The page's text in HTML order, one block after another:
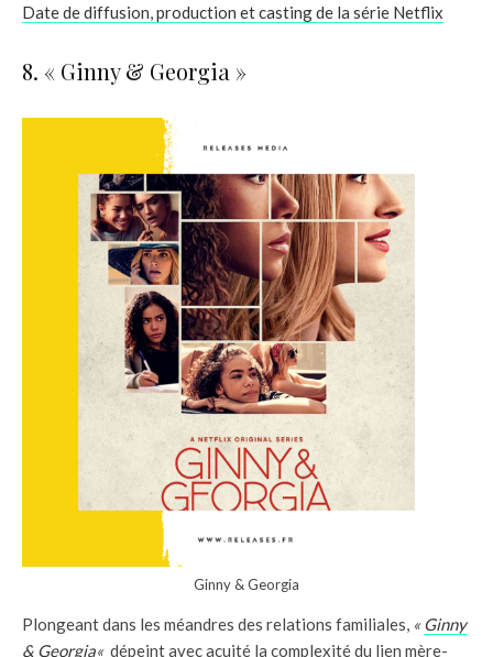
Date de diffusion, production et casting de la série Netflix
8. « Ginny & Georgia »
Ginny & Georgia
Plongeant dans les méandres des relations familiales, «Ginny
& Georgia« dépeint avec acuité la complexité du lien mère-